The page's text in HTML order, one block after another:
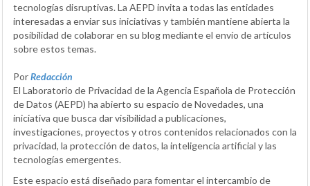
tecnologías disruptivas. La AEPD invita a todas las entidades
interesadas a enviar sus iniciativas y también mantiene abierta la
posibilidad de colaborar en su blog mediante el envío de artículos
sobre estos temas.
PorRedacción
El Laboratorio de Privacidad de la Agencia Española de Protección
de Datos (AEPD) ha abierto su espacio de Novedades, una
iniciativa que busca dar visibilidad a publicaciones,
investigaciones, proyectos y otros contenidos relacionados con la
privacidad, la protección de datos, la inteligencia artificial y las
tecnologías emergentes.
Este espacio está diseñado para fomentar el intercambio de